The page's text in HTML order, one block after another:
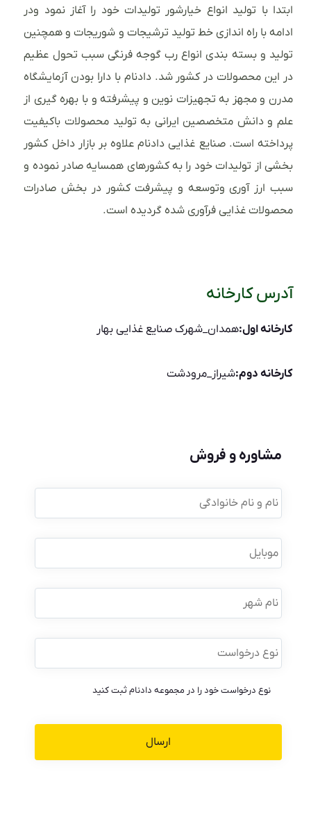
ابتدا با تولید انواع خیارشور تولیدات خود را آغاز نمود ودر
ادامه با راه اندازی خط تولید ترشیجات و شوریجات و همچنین
تولید و بسته بندی انواع رب گوجه فرنگی سبب تحول عظیم
در این محصولات در کشور شد. دادنام با دارا بودن آزمایشگاه
مدرن و مجهز به تجهیزات نوین و پیشرفته و با بهره گیری از
علم و دانش متخصصین ایرانی به تولید محصولات باکیفیت
پرداخته است. صنایع غذایی دادنام علاوه بر بازار داخل کشور
بخشی از تولیدات خود را به کشورهای همسایه صادر نموده و
سبب ارز آوری وتوسعه و پیشرفت کشور در بخش صادرات
محصولات غذایی فرآوری شده گردیده است.
آدرس کارخانه
کارخانه اول:همدان_شهرک صنایع غذایی بهار
کارخانه دوم:شیراز_مرودشت
مشاوره و فروش
نام
و
نام
موبایل *
نام
شهر
نوع
درخواست *
نوع درخواست خود را در مجموعه دادنام ثبت کنید